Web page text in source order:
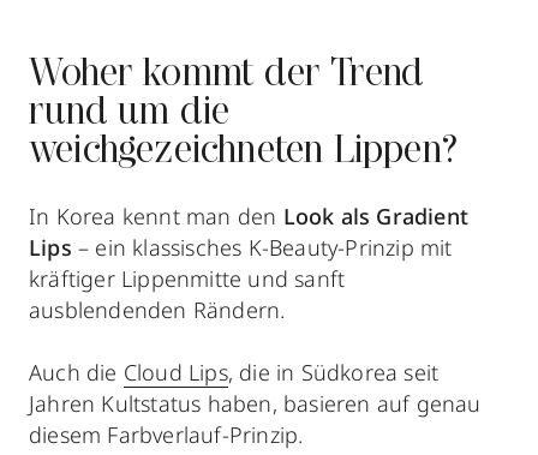
Woher kommt der Trend
rund um die
weichgezeichneten Lippen?
In Korea kennt man den Look als Gradient
Lips – ein klassisches K-Beauty-Prinzip mit
kräftiger Lippenmitte und sanft
ausblendenden Rändern.
Auch die Cloud Lips, die in Südkorea seit
Jahren Kultstatus haben, basieren auf genau
diesem Farbverlauf-Prinzip.